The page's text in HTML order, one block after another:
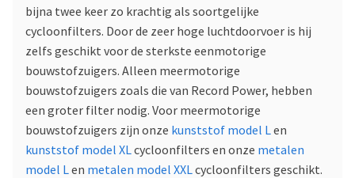
bijna twee keer zo krachtig als soortgelijke
cycloonfilters. Door de zeer hoge luchtdoorvoer is hij
zelfs geschikt voor de sterkste eenmotorige
bouwstofzuigers. Alleen meermotorige
bouwstofzuigers zoals die van Record Power, hebben
een groter filter nodig. Voor meermotorige
bouwstofzuigers zijn onze kunststof model L en
kunststof model XL cycloonfilters en onze metalen
model L en metalen model XXL cycloonfilters geschikt.